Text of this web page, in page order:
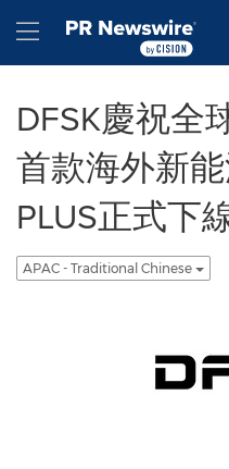
Hamburger menu
DFSK慶祝全
首款海外新
PLUS正式下
APAC - Traditional Chinese